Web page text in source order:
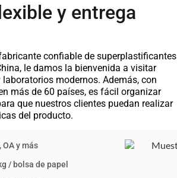
y entrega
fabricante confiable de superplastificantes
le damos la bienvenida a visitar
modernos. Además, con
más de 60 países, es fácil organizar
que nuestros clientes puedan realizar
del producto.
OA y más
/ bolsa de papel